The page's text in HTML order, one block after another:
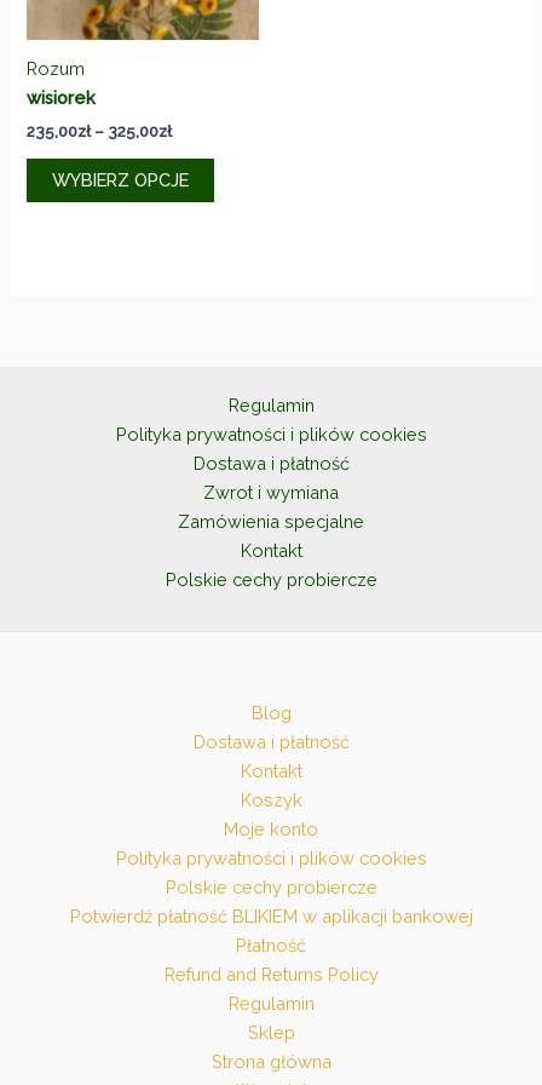
produktu
Rozum
wisiorek
235,00zł – 325,00złZakres
od
235,00zł
WYBIERZ OPCJE
Ten
na
stronie
produktu
Regulamin
Polityka prywatności i plików cookies
Dostawa i płatność
Zwrot i wymiana
Zamówienia specjalne
Kontakt
Polskie cechy probiercze
Blog
Dostawa i płatność
Kontakt
Koszyk
Moje konto
Polityka prywatności i plików cookies
Polskie cechy probiercze
Potwierdź płatność BLIKIEM w aplikacji bankowej
Płatność
Refund and Returns Policy
Regulamin
Sklep
Strona główna